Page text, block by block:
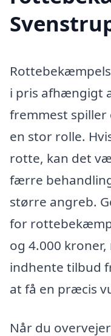
i pris afhængigt
fremmest
en stor rolle.
rotte, kan det
færre
større angreb.
for
og 4.000
indhente tilbud
at få en præcis
Når du